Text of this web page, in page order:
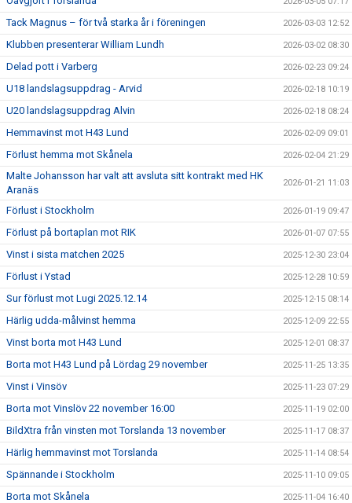
Tack Magnus – för två starka år i föreningen 2026-03-03 12:52
Klubben presenterar William Lundh 2026-03-02 08:30
Delad pott i Varberg 2026-02-23 09:24
U18 landslagsuppdrag - Arvid 2026-02-18 10:19
U20 landslagsuppdrag Alvin 2026-02-18 08:24
Hemmavinst mot H43 Lund 2026-02-09 09:01
Förlust hemma mot Skånela 2026-02-04 21:29
Malte Johansson har valt att avsluta sitt kontrakt med HK
Aranäs
2026-01-21 11:03
Förlust i Stockholm 2026-01-19 09:47
Förlust på bortaplan mot RIK 2026-01-07 07:55
Vinst i sista matchen 2025 2025-12-30 23:04
Förlust i Ystad 2025-12-28 10:59
Sur förlust mot Lugi 2025.12.14 2025-12-15 08:14
Härlig udda-målvinst hemma 2025-12-09 22:55
Vinst borta mot H43 Lund 2025-12-01 08:37
Borta mot H43 Lund på Lördag 29 november 2025-11-25 13:35
Vinst i Vinsöv 2025-11-23 07:29
Borta mot Vinslöv 22 november 16:00 2025-11-19 02:00
BildXtra från vinsten mot Torslanda 13 november 2025-11-17 08:37
Härlig hemmavinst mot Torslanda 2025-11-14 08:54
Spännande i Stockholm 2025-11-10 09:05
Borta mot Skånela 2025-11-04 16:40